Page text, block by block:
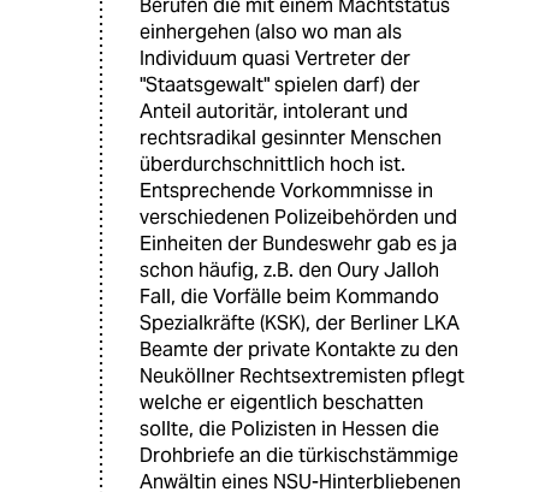
Berufen die mit einem Machtstatus
einhergehen (also wo man als
Individuum quasi Vertreter der
"Staatsgewalt" spielen darf) der
Anteil autoritär, intolerant und
rechtsradikal gesinnter Menschen
überdurchschnittlich hoch ist.
Entsprechende Vorkommnisse in
verschiedenen Polizeibehörden und
Einheiten der Bundeswehr gab es ja
schon häufig, z.B. den Oury Jalloh
Fall, die Vorfälle beim Kommando
Spezialkräfte (KSK), der Berliner LKA
Beamte der private Kontakte zu den
Neuköllner Rechtsextremisten pflegt
welche er eigentlich beschatten
sollte, die Polizisten in Hessen die
Drohbriefe an die türkischstämmige
Anwältin eines NSU-Hinterbliebenen